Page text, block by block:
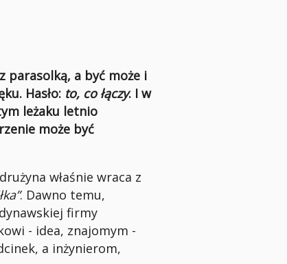
parasolką, a być może i
Hasło: to, co łączy. I w
leżaku letnio
może być
właśnie wraca z
. Dawno temu,
firmy
- idea, znajomym -
a inżynierom,